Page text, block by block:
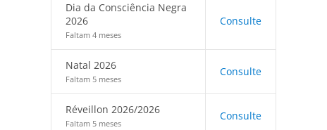
Dia da Consciência Negra
2026
Faltam 4 meses
Consulte
Natal 2026
Faltam 5 meses
Consulte
Réveillon 2026/2026
Faltam 5 meses
Consulte